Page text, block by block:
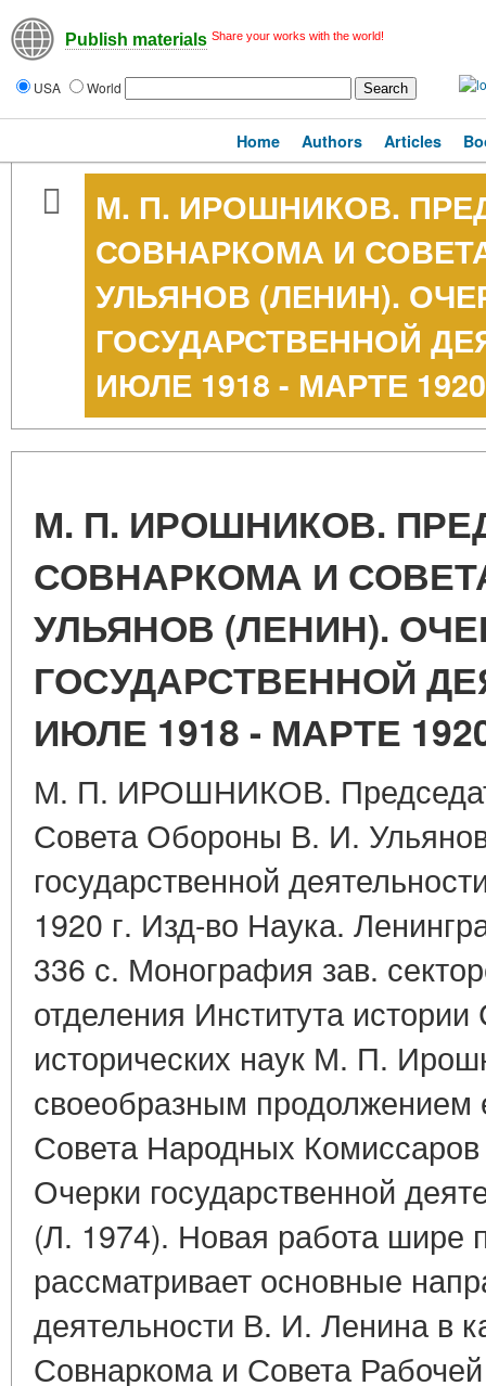
Publish materials Share your works with the world!
USA World
Home Authors Articles
М. П. ИРОШНИКОВ.
СОВНАРКОМА И
УЛЬЯНОВ (ЛЕНИН).
ГОСУДАРСТВЕННОЙ
ИЮЛЕ 1918 - МАРТЕ
М. П. ИРОШНИКОВ.
СОВНАРКОМА И
УЛЬЯНОВ (ЛЕНИН).
ГОСУДАРСТВЕННОЙ
ИЮЛЕ 1918 - МАРТЕ
М. П. ИРОШНИКОВ.
Совета Обороны В. И.
государственной
1920 г. Изд-во Наука.
336 с. Монография зав.
отделения Института
исторических наук М. П.
своеобразным продолжением
Совета Народных
Очерки государственной
(Л. 1974). Новая работа шире
рассматривает основные
деятельности В. И. Ленина в
Совнаркома и Совета